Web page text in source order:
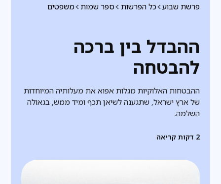
משפטים ספר שמות כל הפרשות פרשת שבוע
ההבדל בין ברכה
להבטחה
ההבטחות האלוקיות מגלות אפוא את מעלותיה המיוחדות
של ארץ ישראל, שתגענה לשיאן תכף ומיד ממש, בגאולה
השלמה.
2 דקות קריאה